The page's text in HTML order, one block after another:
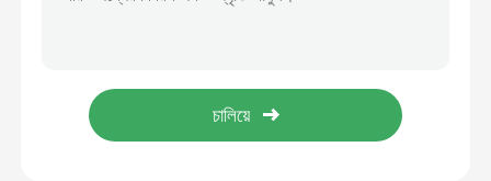
ফেনিল গ্লাইসিডিল ইথার
ইপোক্সি গ্লাইসিডিল ইথার XY748 সিএএস নং 68609-97-2